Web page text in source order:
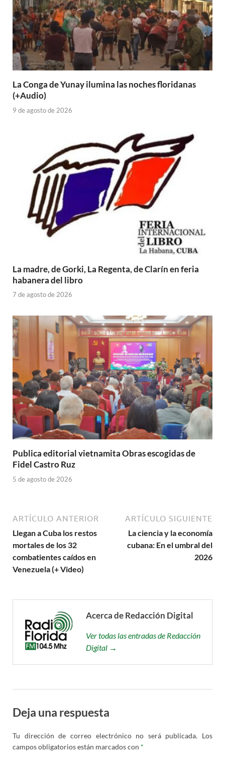
La Conga de Yunay ilumina las noches floridanas
(+Audio)
9 de agosto de 2026
La madre, de Gorki, La Regenta, de Clarín en feria
habanera del libro
7 de agosto de 2026
Publica editorial vietnamita Obras escogidas de
Fidel Castro Ruz
5 de agosto de 2026
ARTÍCULO ANTERIOR
Llegan a Cuba los restos
mortales de los 32
combatientes caídos en
Venezuela (+ Video)
ARTÍCULO SIGUIENTE
La ciencia y la economía
cubana: En el umbral del
2026
Acerca de Redacción Digital
Ver todas las entradas de Redacción
Digital →
Deja una respuesta
Tu dirección de correo electrónico no será publicada. Los
campos obligatorios están marcados con *